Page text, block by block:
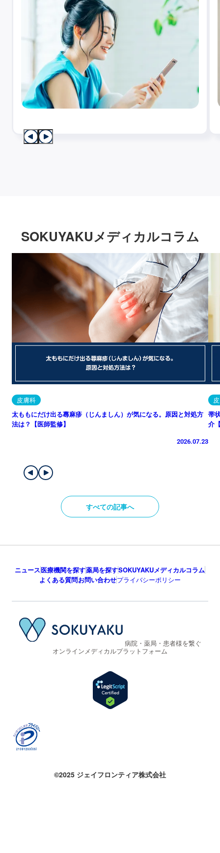
SOKUYAKUメディカルコラム
皮膚科
太ももにだけ出る蕁麻疹（じんましん）が気になる。原因と対処方
法は？【医師監修】
2026.07.23
帯
介
すべての記事へ
ニュース医療機関を探す薬局を探すSOKUYAKUメディカルコラム
よくある質問お問い合わせプライバシーポリシー
病院・薬局・患者様を繋ぐ
オンラインメディカルプラットフォーム
©2025 ジェイフロンティア株式会社